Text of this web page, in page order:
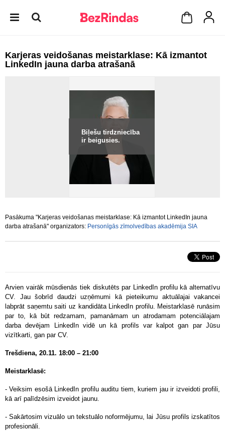
Karjeras veidošanas meistarklase: Kā izmantot
LinkedIn jauna darba atrašanā
Biļešu tirdzniecība
ir beigusies.
Pasākuma "Karjeras veidošanas meistarklase: Kā izmantot LinkedIn jauna
darba atrašanā" organizators: Personīgās zīmolvedības akadēmija SIA
Arvien vairāk mūsdienās tiek diskutēts par LinkedIn profilu kā alternatīvu
CV. Jau šobrīd daudzi uzņēmumi kā pieteikumu aktuālajai vakancei
labprāt saņemtu saiti uz kandidāta LinkedIn profilu. Meistarklasē runāsim
par to, kā būt redzamam, pamanāmam un atrodamam potenciālajam
darba devējam LinkedIn vidē un kā profils var kalpot gan par Jūsu
vizītkarti, gan par CV.
Trešdiena, 20.11. 18:00 – 21:00
Meistarklasē:
- Veiksim esošā LinkedIn profilu auditu tiem, kuriem jau ir izveidoti profili,
kā arī palīdzēsim izveidot jaunu.
- Sakārtosim vizuālo un tekstuālo noformējumu, lai Jūsu profils izskatītos
profesionāli.